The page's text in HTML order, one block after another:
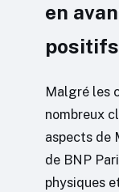
en
positifs
Malgré les
nombreux
aspects de
de BNP
physiques